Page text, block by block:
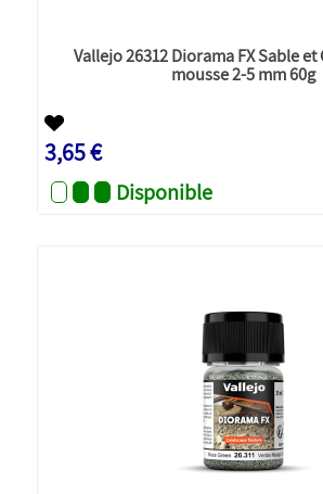
Vallejo 26312 Diorama FX Sable et
mousse 2-5 mm 60g
3,65 €
Disponible